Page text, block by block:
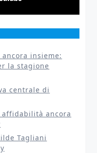
insieme:
la stagione
centrale di
ancora
Tagliani